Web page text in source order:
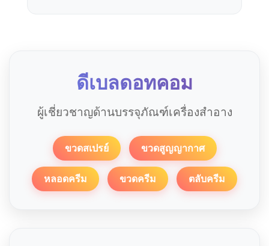
ดีเบลดอทคอม
ผู้เชี่ยวชาญด้านบรรจุภัณฑ์เครื่องสำอาง
ขวดสเปรย์ ขวดสูญญากาศ
หลอดครีม ขวดครีม ตลับครีม